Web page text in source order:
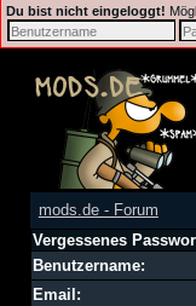
Du bist nicht eingeloggt!
mods.de - Forum
Vergessenes
Benutzername:
Email: